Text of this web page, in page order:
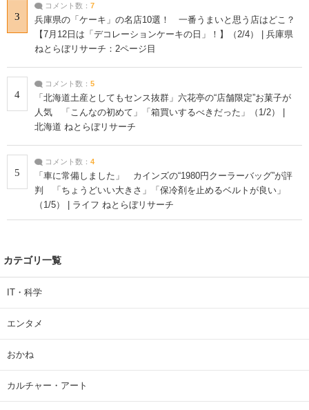
3
コメント数： 7
兵庫県の「ケーキ」の名店10選！ 一番うまいと思う店はどこ？
【7月12日は「デコレーションケーキの日」！】（2/4） | 兵庫県
ねとらぼリサーチ：2ページ目
4
コメント数： 5
「北海道土産としてもセンス抜群」六花亭の“店舗限定”お菓子が
人気 「こんなの初めて」「箱買いするべきだった」（1/2） |
北海道 ねとらぼリサーチ
5
コメント数： 4
「車に常備しました」 カインズの“1980円クーラーバッグ”が評
判 「ちょうどいい大きさ」「保冷剤を止めるベルトが良い」
（1/5） | ライフ ねとらぼリサーチ
カテゴリ一覧
IT・科学
エンタメ
おかね
カルチャー・アート